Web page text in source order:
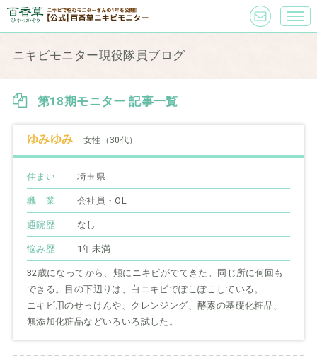
ニキビモニター現役隊員ブログ
第18期モニター 記事一覧
ゆみゆみ 女性（30代）
住まい 埼玉県
職 業 会社員・OL
通院歴 なし
悩み歴 1年未満
32歳になってから、頬にニキビがでてきた。同じ所に何回も
できる。目の下辺りは、白ニキビでぽこぽこしている。
ニキビ用のせっけんや、クレンジング、酵素の基礎化粧品、
無添加化粧品などいろいろ試した。